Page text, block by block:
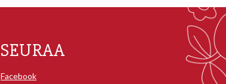
SEURAA
Facebook